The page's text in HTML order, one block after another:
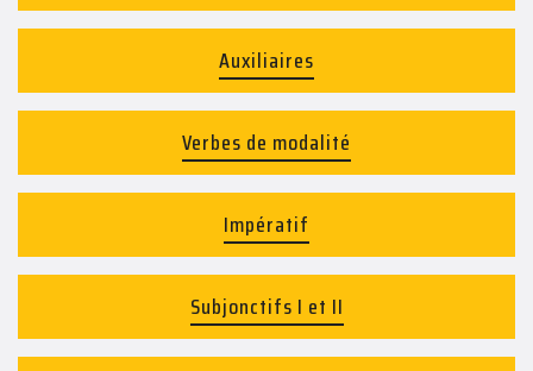
Auxiliaires
Verbes de modalité
Impératif
Subjonctifs I et II